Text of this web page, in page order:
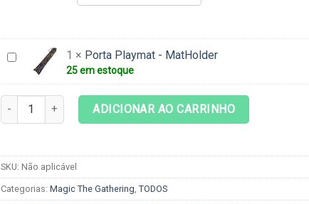
Porta
Playmat
MatHolder
1 × Porta Playmat - MatHolder
25 em estoque
Playmat Magic The Gathering - Swamp Foundations quantidade
ADICIONAR AO CARRINHO
SKU: Não aplicável
Categorias: Magic The Gathering TODOS